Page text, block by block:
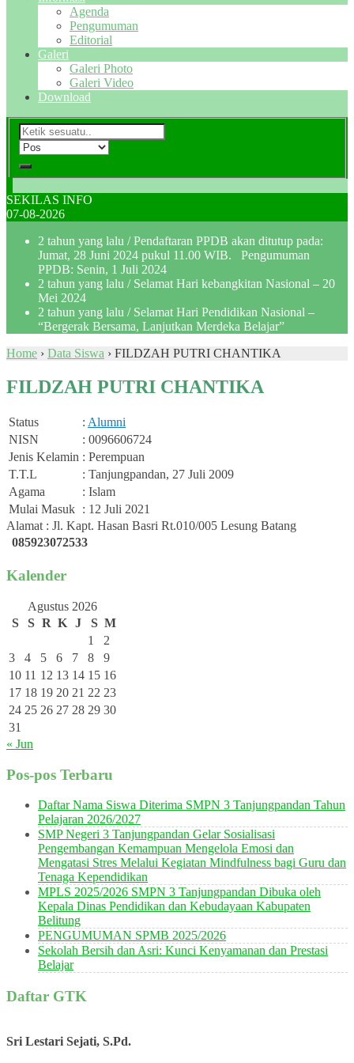
Agenda
Pengumuman
Editorial
Galeri
Galeri Photo
Galeri Video
Download
SEKILAS INFO
07-08-2026
2 tahun yang lalu / Pendaftaran PPDB akan ditutup pada:
Jumat, 28 Juni 2024 pukul 11.00 WIB. Pengumuman
PPDB: Senin, 1 Juli 2024
2 tahun yang lalu / Selamat Hari kebangkitan Nasional – 20
Mei 2024
2 tahun yang lalu / Selamat Hari Pendidikan Nasional –
“Bergerak Bersama, Lanjutkan Merdeka Belajar”
Home › Data Siswa › FILDZAH PUTRI CHANTIKA
FILDZAH PUTRI CHANTIKA
Status : Alumni
NISN
: 0096606724
Jenis Kelamin : Perempuan
T.T.L
: Tanjungpandan, 27 Juli 2009
Agama
: Islam
Mulai Masuk : 12 Juli 2021
Alamat : Jl. Kapt. Hasan Basri Rt.010/005 Lesung Batang
085923072533
Kalender
Agustus 2026
S
S R K J S M
1
2
3
4 5 6 7 8
9
10 11 12 13 14 15 16
17 18 19 20 21 22 23
24 25 26 27 28 29 30
31
« Jun
Pos-pos Terbaru
Daftar Nama Siswa Diterima SMPN 3 Tanjungpandan Tahun
Pelajaran 2026/2027
SMP Negeri 3 Tanjungpandan Gelar Sosialisasi
Pengembangan Kemampuan Mengelola Emosi dan
Mengatasi Stres Melalui Kegiatan Mindfulness bagi Guru dan
Tenaga Kependidikan
MPLS 2025/2026 SMPN 3 Tanjungpandan Dibuka oleh
Kepala Dinas Pendidikan dan Kebudayaan Kabupaten
Belitung
PENGUMUMAN SPMB 2025/2026
Sekolah Bersih dan Asri: Kunci Kenyamanan dan Prestasi
Belajar
Daftar GTK
Sri Lestari Sejati, S.Pd.